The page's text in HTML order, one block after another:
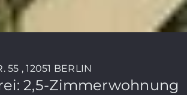
55 , 12051 BERLIN
2,5-Zimmerwohnung